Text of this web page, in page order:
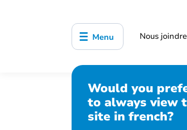
Menu Nous joindre
Would you
to always view
site in french?
Accueil Démocratie et